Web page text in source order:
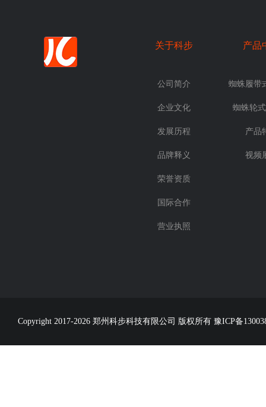
关于科步
公司简介
企业文化
发展历程
品牌释义
荣誉资质
国际合作
营业执照
产品
蜘蛛履带
蜘蛛轮
产品
视频
Copyright 2017-2026 郑州科步科技有限公司 版权所有 豫ICP备